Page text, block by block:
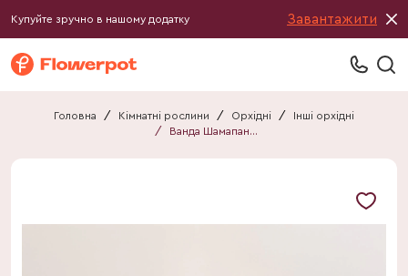
Купуйте зручно в нашому додатку Завантажити
Головна / Кімнатні рослини / Орхідні /
Інші орхідні
/
Ванда Шамапань у склі